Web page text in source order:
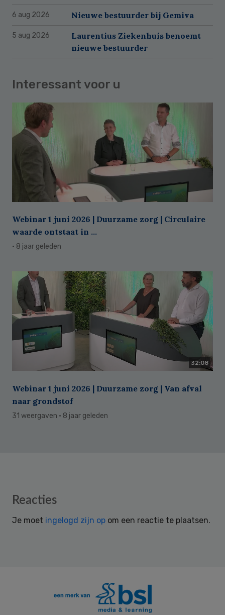
6 aug 2026 Nieuwe bestuurder bij Gemiva
5 aug 2026
Laurentius Ziekenhuis benoemt
nieuwe bestuurder
Interessant voor u
Webinar 1 juni 2026 | Duurzame zorg | Circulaire
waarde ontstaat in ...
· 8 jaar geleden
32:08
Webinar 1 juni 2026 | Duurzame zorg | Van afval
naar grondstof
31 weergaven · 8 jaar geleden
Reader
Reacties
Je moet ingelogd zijn op om een reactie te plaatsen.